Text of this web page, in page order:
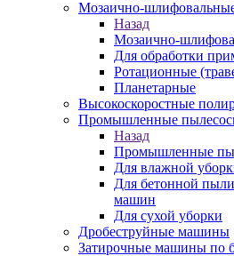
Мозаично-
Назад
Мозаично-
Для обработки
Ротационные
Планетарные
Высокоскоростные
Промышленные
Назад
Промышленные
Для влажной
Для бетонной
машин
Для сухой уборки
Дробеструйные машины
Затирочные машины по